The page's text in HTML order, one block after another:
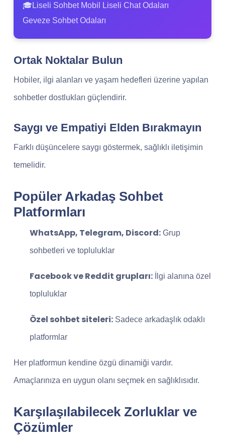
‍🎓Liseli Sohbet Mobil Liseli Chat Odaları
Geveze Sohbet Odaları
Ortak Noktalar Bulun
Hobiler, ilgi alanları ve yaşam hedefleri üzerine yapılan
sohbetler dostlukları güçlendirir.
Saygı ve Empatiyi Elden Bırakmayın
Farklı düşüncelere saygı göstermek, sağlıklı iletişimin
temelidir.
Popüler Arkadaş Sohbet
Platformları
WhatsApp, Telegram, Discord: Grup
sohbetleri ve topluluklar
Facebook ve Reddit grupları: İlgi alanına özel
topluluklar
Özel sohbet siteleri: Sadece arkadaşlık odaklı
platformlar
Her platformun kendine özgü dinamiği vardır.
Amaçlarınıza en uygun olanı seçmek en sağlıklısıdır.
Karşılaşılabilecek Zorluklar ve
Çözümler